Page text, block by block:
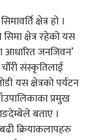
क्षेत्र हो ।
क्षेत्र रहेको यस
आधारित जनजिवन’
संस्कृतिलाई
यस क्षेत्रको पर्यटन
प्रमुख
बताए ।
क्रियाकलापहरु